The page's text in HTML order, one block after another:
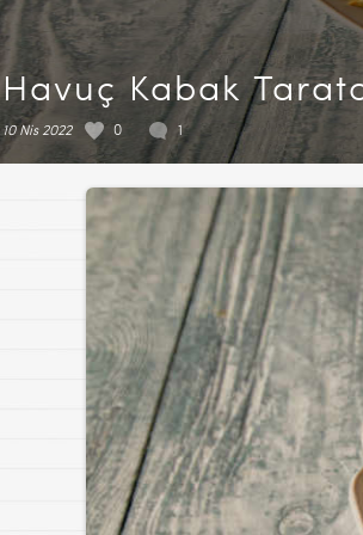
Havuç Kabak
10 Nis 2022 0 1